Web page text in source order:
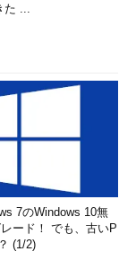
た ...
7のWindows 10無
ード！ でも、古いP
(1/2)